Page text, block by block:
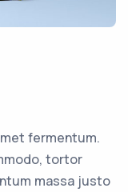
fermentum.
tortor
massa justo